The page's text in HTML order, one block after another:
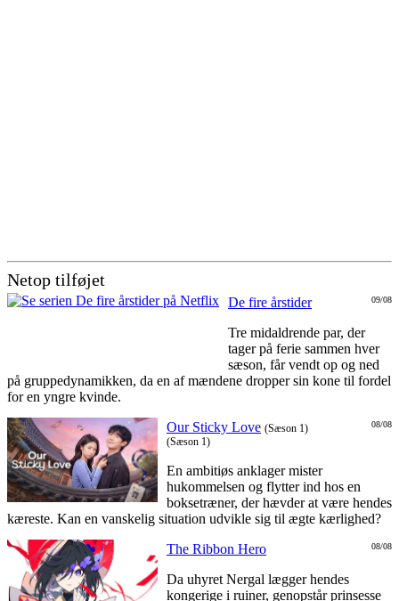
Netop tilføjet
09/08
De fire årstider
Tre midaldrende par, der
tager på ferie sammen hver
sæson, får vendt op og ned
på gruppedynamikken, da en af mændene dropper sin kone til fordel
for en yngre kvinde.
08/08
Our Sticky Love (Sæson 1)
(Sæson 1)
En ambitiøs anklager mister
hukommelsen og flytter ind hos en
boksetræner, der hævder at være hendes
kæreste. Kan en vanskelig situation udvikle sig til ægte kærlighed?
08/08
The Ribbon Hero
Da uhyret Nergal lægger hendes
kongerige i ruiner, genopstår prinsesse